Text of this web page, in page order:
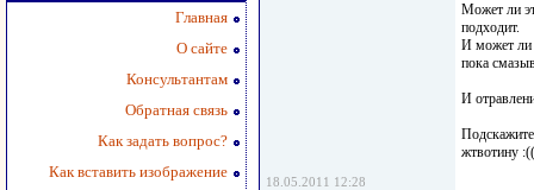
Главная
О сайте
Консультантам
Обратная связь
Как задать вопрос?
Как вставить изображение
Может ли
подходит.
И может ли
пока
И
жтвотину :((
18.05.2011 12:28